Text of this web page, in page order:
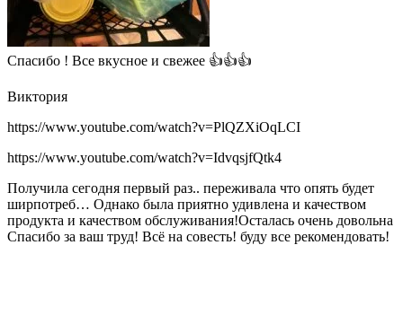
Спасибо ! Все вкусное и свежее 👍👍👍
Виктория
https://www.youtube.com/watch?v=PlQZXiOqLCI
https://www.youtube.com/watch?v=IdvqsjfQtk4
Получила сегодня первый раз.. переживала что опять будет
ширпотреб… Однако была приятно удивлена и качеством
продукта и качеством обслуживания!Осталась очень довольна
Спасибо за ваш труд! Всё на совесть! буду все рекомендовать!